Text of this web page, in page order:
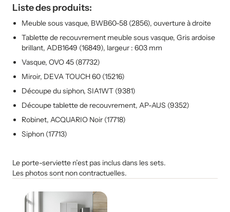
Liste des produits:
Meuble sous vasque, BWB60-58 (2856), ouverture à droite
Tablette de recouvrement meuble sous vasque, Gris ardoise
brillant, ADB1649 (16849), largeur : 603 mm
Vasque, OVO 45 (87732)
Miroir, DEVA TOUCH 60 (15216)
Découpe du siphon, SIA1WT (9381)
Découpe tablette de recouvrement, AP-AUS (9352)
Robinet, ACQUARIO Noir (17718)
Siphon (17713)
Le porte-serviette n’est pas inclus dans les sets.
Les photos sont non contractuelles.